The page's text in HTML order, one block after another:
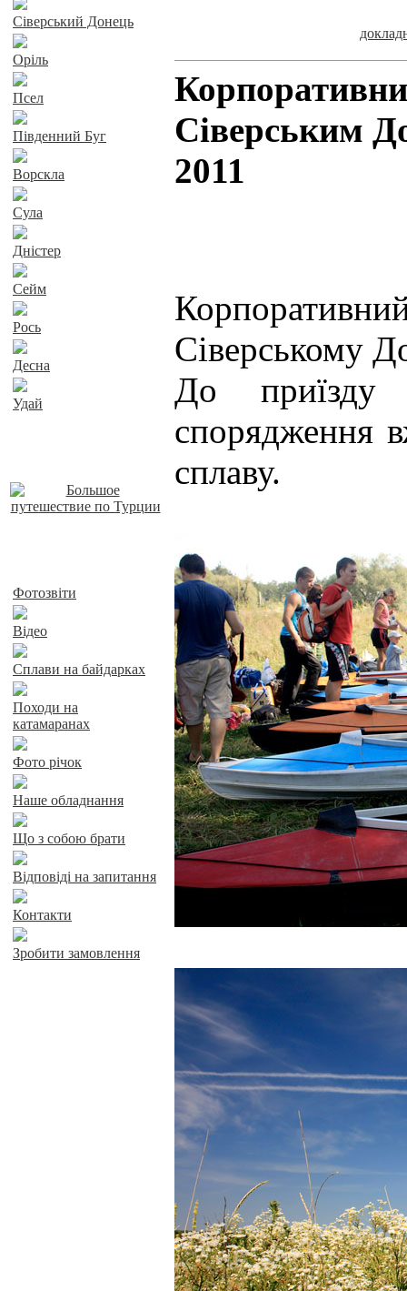
Сіверський Донець
Оріль
Псел
Південний Буг
Ворскла
Сула
Дністер
Сейм
Рось
Десна
Удай
Фотозвіти
Відео
Сплави на байдарках
Походи на
катамаранах
Фото річок
Наше обладнання
Що з собою брати
Відповіді на запитання
Контакти
Зробити замовлення
Сіверським
2011
Сіверському
До приїзду
спорядження
сплаву.